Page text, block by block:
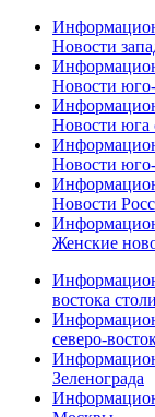
Новости
Новости
Новости юга
Новости
Новости
Женские
востока
северо-
Зеленограда